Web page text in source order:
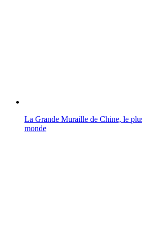
La Grande Muraille de Chine, le
monde